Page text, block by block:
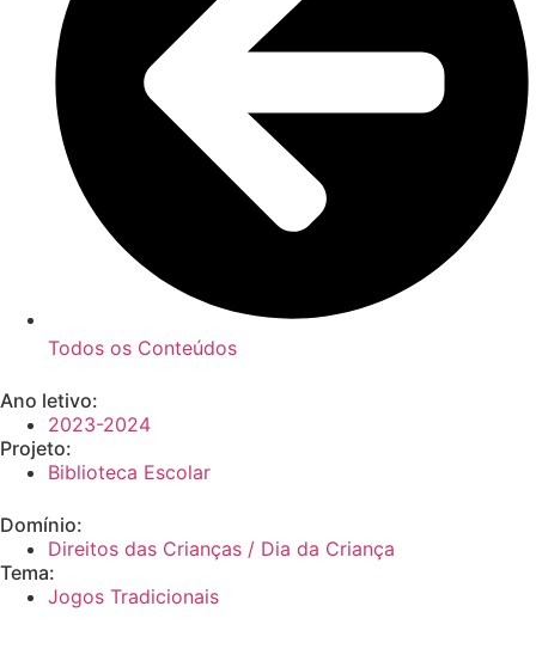
Todos os Conteúdos
Ano letivo:
2023-2024
Projeto:
Biblioteca Escolar
Domínio:
Direitos das Crianças / Dia da Criança
Tema:
Jogos Tradicionais